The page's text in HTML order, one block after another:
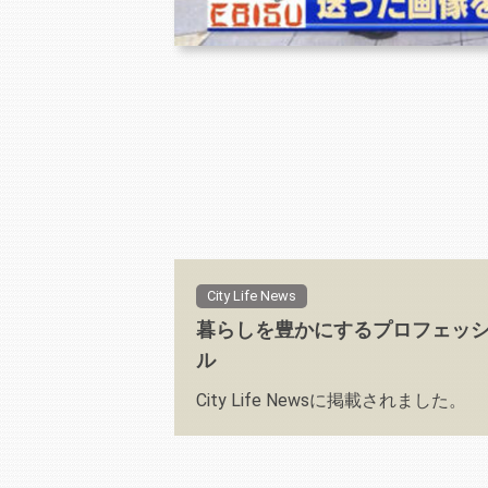
City Life News
暮らしを豊かにするプロフェッ
ル
City Life Newsに掲載されました。